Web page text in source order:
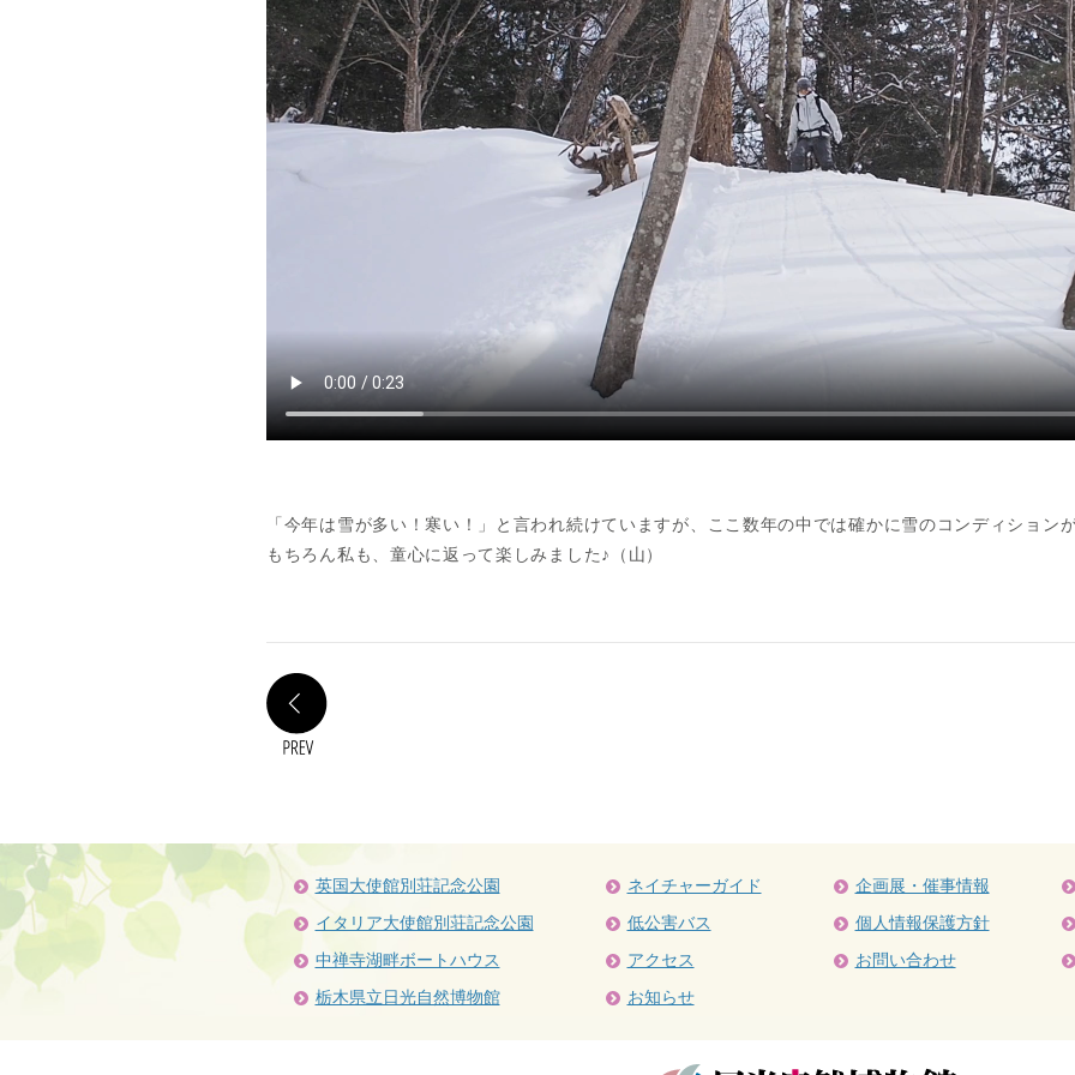
「今年は雪が多い！寒い！」と言われ続けていますが、ここ数年の中では確かに雪のコンディション
もちろん私も、童心に返って楽しみました♪（山）
英国大使館別荘記念公園
イタリア大使館別荘記念公園
中禅寺湖畔ボートハウス
栃木県立日光自然博物館
ネイチャーガイド
低公害バス
アクセス
お知らせ
企画展・催事情報
個人情報保護方針
お問い合わせ